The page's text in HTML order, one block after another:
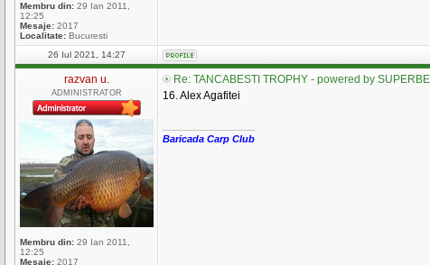
Membru din: 29 Ian 2011,
12:25
Mesaje: 2017
Localitate: Bucuresti
26 Iul 2021, 14:27
razvan u.
ADMINISTRATOR
Membru din: 29 Ian 2011,
12:25
Mesaje: 2017
Re: TANCABESTI TROPHY - powered by
16. Alex Agafitei
Baricada Carp Club